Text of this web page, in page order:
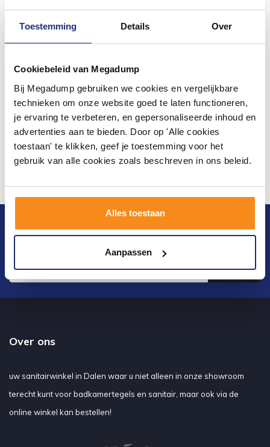
Toestemming Details Over
Cookiebeleid van Megadump
Bij Megadump gebruiken we cookies en vergelijkbare
technieken om onze website goed te laten functioneren,
je ervaring te verbeteren, en gepersonaliseerde inhoud en
advertenties aan te bieden. Door op 'Alle cookies
toestaan' te klikken, geef je toestemming voor het
gebruik van alle cookies zoals beschreven in ons beleid.
Alles toestaan
Aanpassen
Blijf op de hoogte van het laatste nieuws en
Verstuur
Over ons
uw sanitairwinkel in Dalen waar u niet alleen in onze showroom
terecht kunt voor badkamertegels en sanitair, maar ook via de
online winkel kan bestellen!